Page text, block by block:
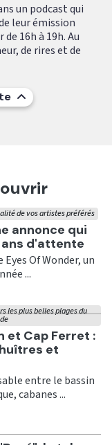
un podcast qui
leur émission
16h à 19h. Au
de rires et de
annonce qui
d'attente
de vos artistes préférés
Of Wonder, un
...
et Cap Ferret :
et
les plus belles plages du
entre le bassin
cabanes ...